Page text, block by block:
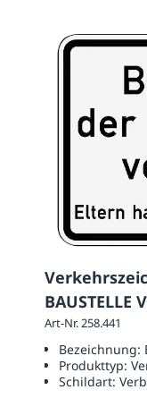
BAUSTELLE
Art-Nr. 258.441
Bezeichnung:
Produkttyp:
Schildart: